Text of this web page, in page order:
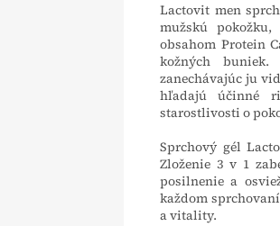
Lactovit men
mužskú
obsahom Protein
kožných
zanechávajúc ju
hľadajú účinné
starostlivosti o
Sprchový gél
Zloženie 3 v 1
posilnenie a
každom
a vitality.